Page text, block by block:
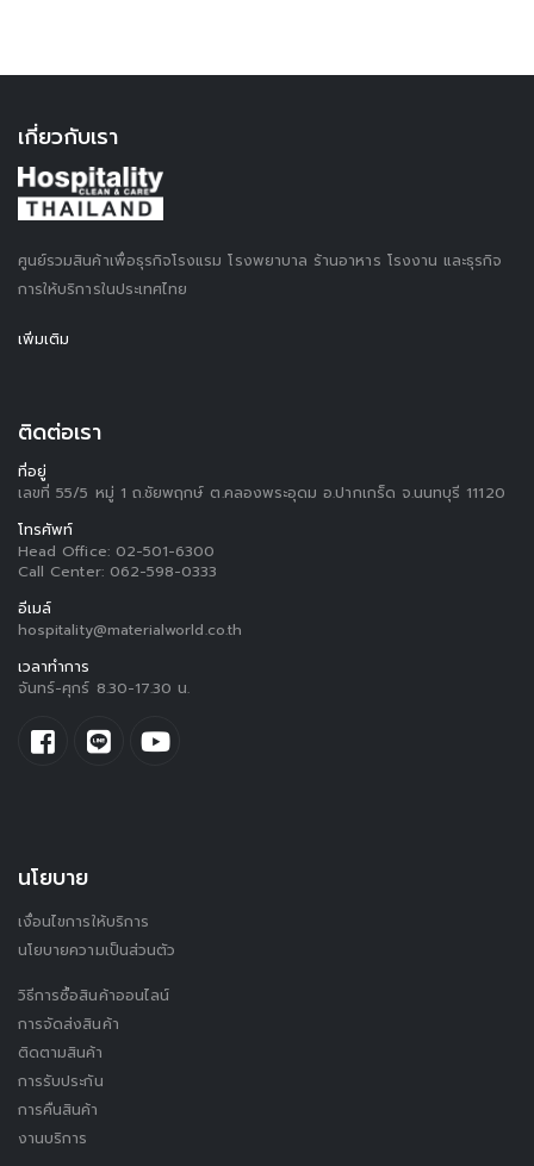
เกี่ยวกับเรา
ศูนย์รวมสินค้าเพื่อธุรกิจโรงแรม โรงพยาบาล ร้านอาหาร โรงงาน และธุรกิจ
การให้บริการในประเทศไทย
เพิ่มเติม
ติดต่อเรา
ที่อยู่
เลขที่ 55/5 หมู่ 1 ถ.ชัยพฤกษ์ ต.คลองพระอุดม อ.ปากเกร็ด จ.นนทบุรี 11120
โทรศัพท์
Head Office: 02-501-6300
Call Center: 062-598-0333
อีเมล์
hospitality@materialworld.co.th
เวลาทำการ
จันทร์-ศุกร์ 8.30-17.30 น.
นโยบาย
เงื่อนไขการให้บริการ
นโยบายความเป็นส่วนตัว
วิธีการซื้อสินค้าออนไลน์
การจัดส่งสินค้า
ติดตามสินค้า
การรับประกัน
การคืนสินค้า
งานบริการ